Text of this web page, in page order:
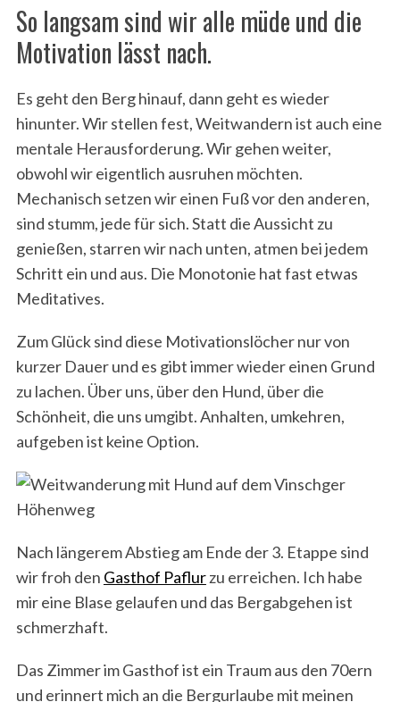
So langsam sind wir alle müde und die
Motivation lässt nach.
Es geht den Berg hinauf, dann geht es wieder
hinunter. Wir stellen fest, Weitwandern ist auch eine
mentale Herausforderung. Wir gehen weiter,
obwohl wir eigentlich ausruhen möchten.
Mechanisch setzen wir einen Fuß vor den anderen,
sind stumm, jede für sich. Statt die Aussicht zu
genießen, starren wir nach unten, atmen bei jedem
Schritt ein und aus. Die Monotonie hat fast etwas
Meditatives.
Zum Glück sind diese Motivationslöcher nur von
kurzer Dauer und es gibt immer wieder einen Grund
zu lachen. Über uns, über den Hund, über die
Schönheit, die uns umgibt. Anhalten, umkehren,
aufgeben ist keine Option.
Nach längerem Abstieg am Ende der 3. Etappe sind
wir froh den Gasthof Paflurzu erreichen. Ich habe
mir eine Blase gelaufen und das Bergabgehen ist
schmerzhaft.
Das Zimmer im Gasthof ist ein Traum aus den 70ern
und erinnert mich an die Bergurlaube mit meinen